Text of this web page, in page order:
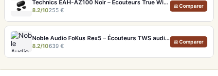
Technics EAH-AZ100 Noir – Écouteurs True Wireless audiophiles avec drivers MFD et autonomie 29h
8.2/10255 €
⚖ Comparer
Noble Audio FoKus Rex5 – Écouteurs TWS audiophiles tribrides
8.2/10639 €
⚖ Comparer